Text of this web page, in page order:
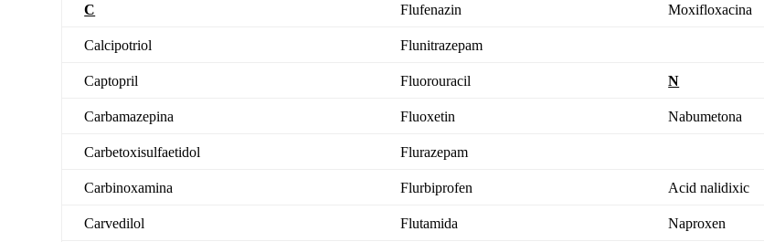
C Flufenazin Moxifloxacina
Calcipotriol Flunitrazepam
Captopril Fluorouracil N
Carbamazepina Fluoxetin Nabumetona
Carbetoxisulfaetidol Flurazepam
Carbinoxamina Flurbiprofen Acid nalidixic
Carvedilol Flutamida Naproxen